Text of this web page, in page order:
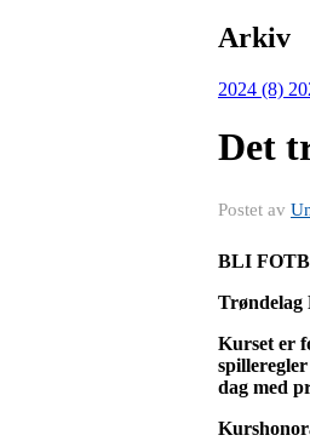
Arkiv
2024 (8)
Det
Postet av
BLI
Trøndelag
Kurset er
dag med